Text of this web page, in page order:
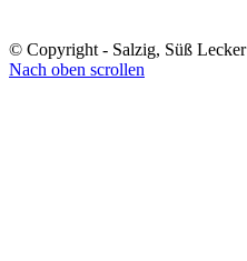
© Copyright - Salzig, Süß Lecker
Nach oben scrollen